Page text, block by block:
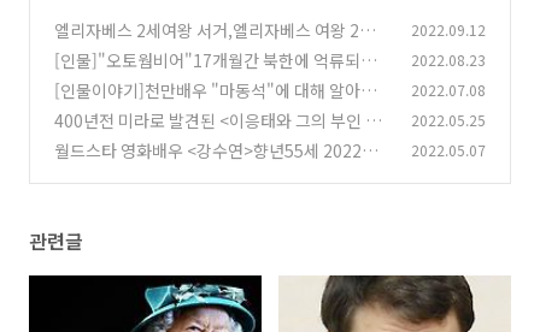
엘리자베스 2세여왕 서거,엘리자베스 여왕 2세
의 삶과 사진으로 보는 96년 일생·재임 70년 일
대기
(17)
2022.09.12
[인물]"오토웜비어"17개월간 북한에 억류되다
식물인간상태로 귀국해서 6일 뒤 2017년 6월 사
망한 사건
(32)
2022.08.23
[인물이야기]천만배우 "마동석"에 대해 알아보
자.프로필,작품활동,연기력,연애..
(40)
2022.07.08
400년전 미라로 발견된 <이응태와 그의 부인 원
이엄마>와의 사랑♡조선판 사랑과 영혼♡
(80)
2022.05.25
월드스타 영화배우 <강수연>향년55세 2022년5
2022.05.07
관련글